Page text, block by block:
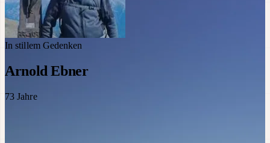
In stillem Gedenken
Arnold Ebner
73 Jahre